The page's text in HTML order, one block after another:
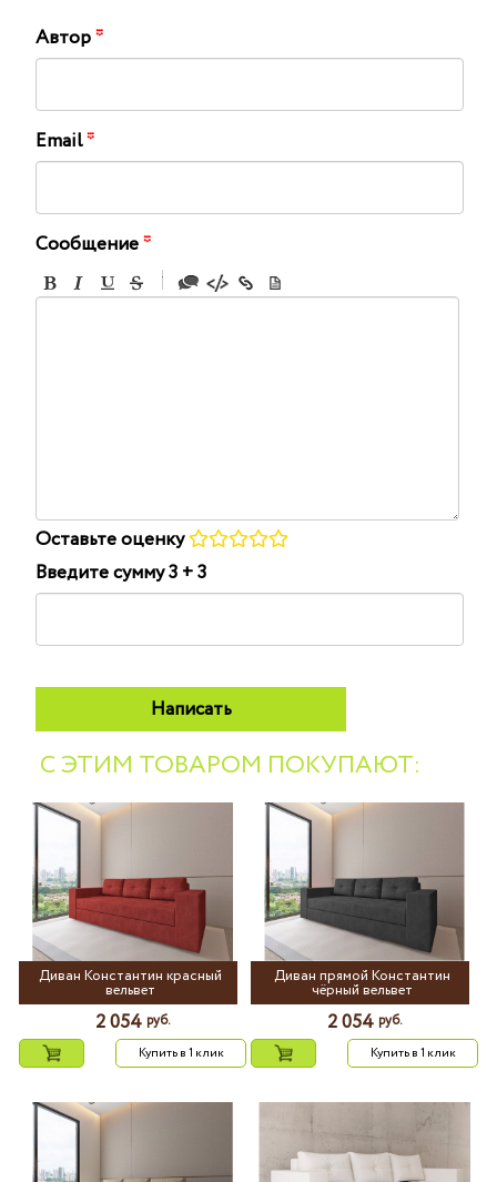
Автор*
Email*
Сообщение*
-
-
Оставьте оценку
Введите сумму 3 + 3
С ЭТИМ ТОВАРОМ ПОКУПАЮТ:
Диван Константин красный
вельвет
2 054 руб.
Купить в 1 клик
Диван прямой Константин
чёрный вельвет
2 054 руб.
Купить в 1 клик